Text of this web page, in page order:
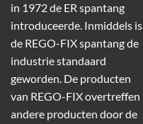
in 1972 de ER spantang
introduceerde. Inmiddels is
de REGO-FIX spantang de
industrie standaard
geworden. De producten
van REGO-FIX overtreffen
andere producten door de